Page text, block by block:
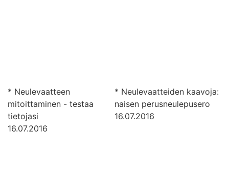
* Neulevaatteen
mitoittaminen - testaa
tietojasi
16.07.2016
* Neulevaatteiden kaavoja:
naisen perusneulepusero
16.07.2016